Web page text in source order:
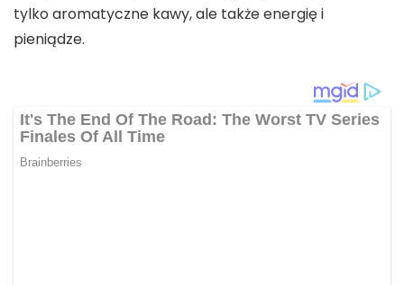
tylko aromatyczne kawy, ale także energię i
pieniądze.